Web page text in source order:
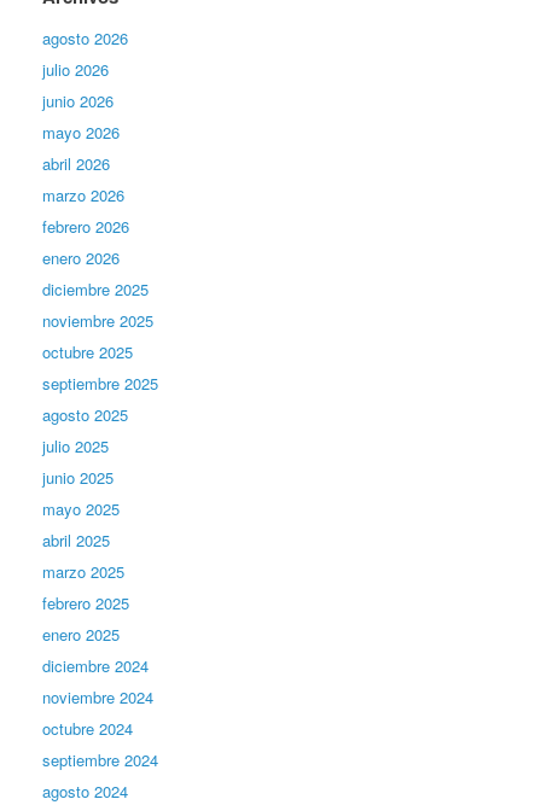
agosto 2026
julio 2026
junio 2026
mayo 2026
abril 2026
marzo 2026
febrero 2026
enero 2026
diciembre 2025
noviembre 2025
octubre 2025
septiembre 2025
agosto 2025
julio 2025
junio 2025
mayo 2025
abril 2025
marzo 2025
febrero 2025
enero 2025
diciembre 2024
noviembre 2024
octubre 2024
septiembre 2024
agosto 2024